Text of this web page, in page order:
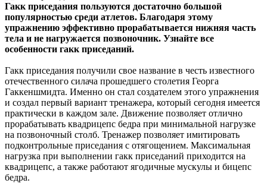
Гакк приседания пользуются достаточно большой
популярностью среди атлетов. Благодаря этому
упражнению эффективно прорабатывается нижняя часть
тела и не нагружается позвоночник. Узнайте все
особенности гакк приседаний.
Гакк приседания получили свое название в честь известного
отечественного силача прошедшего столетия Георга
Гаккеншмидта. Именно он стал создателем этого упражнения
и создал первый вариант тренажера, который сегодня имеется
практически в каждом зале. Движение позволяет отлично
прорабатывать квадрицепс бедра при минимальной нагрузке
на позвоночный столб. Тренажер позволяет имитировать
подконтрольные приседания с отягощением. Максимальная
нагрузка при выполнении гакк приседаний приходится на
квадрицепс, а также работают ягодичные мускулы и бицепс
бедра.